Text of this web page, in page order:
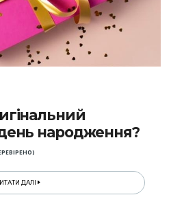
народження?
ДАЛІ